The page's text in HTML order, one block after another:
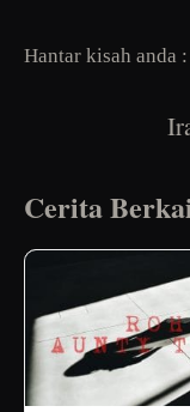
Hantar kisah anda :
Cerita